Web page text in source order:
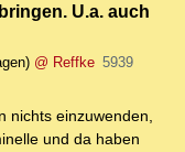
U.a. auch
@ Reffke 5939
nichts einzuwenden,
und da haben